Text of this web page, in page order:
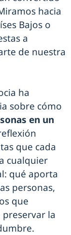
hacia
Bajos o
a
de nuestra
ha
sobre cómo
en un
que cada
cualquier
qué aporta
personas,
que
la